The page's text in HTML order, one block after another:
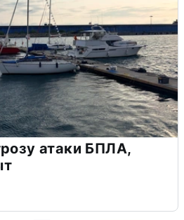
атаки БПЛА,